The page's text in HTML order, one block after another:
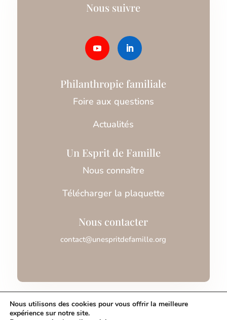
Nous suivre
Philanthropie familiale
Foire aux questions
Actualités
Un Esprit de Famille
Nous connaître
Télécharger la plaquette
Nous contacter
contact@unespritdefamille.org
Nous utilisons des cookies pour vous offrir la meilleure
expérience sur notre site.